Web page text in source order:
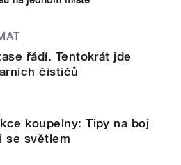
řádí. Tentokrát jde
čističů
koupelny: Tipy na boj
se světlem